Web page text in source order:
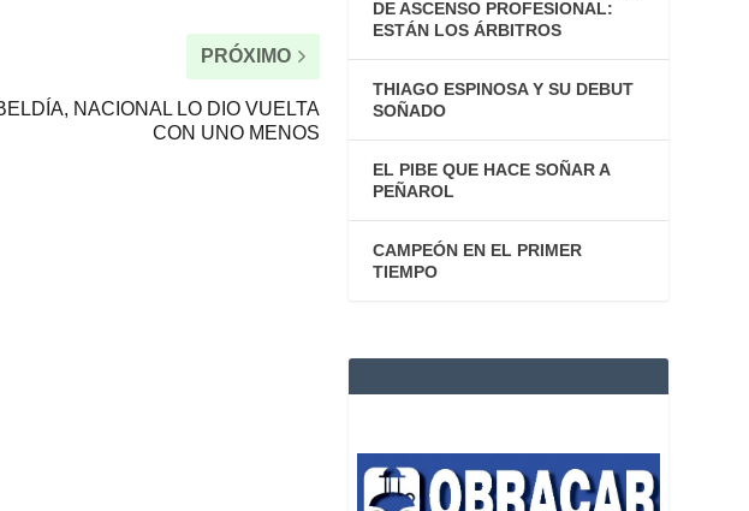
PRÓXIMO
NACIONAL LO DIO VUELTA
CON UNO MENOS
DE ASCENSO PROFESIONAL:
ESTÁN LOS ÁRBITROS
THIAGO ESPINOSA Y SU DEBUT
SOÑADO
EL PIBE QUE HACE SOÑAR A
PEÑAROL
CAMPEÓN EN EL PRIMER
TIEMPO